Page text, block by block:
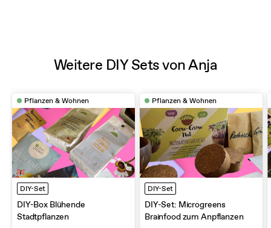
Weitere DIY Sets von Anja
Pflanzen & Wohnen
DIY-Set
DIY-Box Blühende
Stadtpflanzen
Pflanzen & Wohnen
DIY-Set
DIY-Set: Microgreens
Brainfood zum Anpflanzen